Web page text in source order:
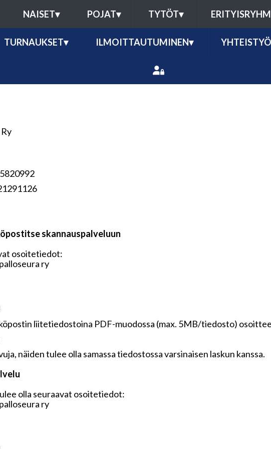
NAISET▾ POJAT▾ TYTÖT▾
TURNAUKSET▾ ILMOITTAUTUMINEN▾ YHTEISTYÖ
skannauspalveluun
osoitetiedot:
ry
liitetiedostoina PDF-muodossa (max. 5MB/tiedosto)
näiden tulee olla samassa tiedostossa varsinaisen laskun kanssa.
olla seuraavat osoitetiedot:
ry